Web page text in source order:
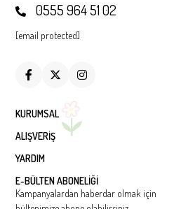
0555 964 51 02
[email protected]
KURUMSAL
ALIŞVERİŞ
YARDIM
E-BÜLTEN ABONELİĞİ
Kampanyalardan haberdar olmak için